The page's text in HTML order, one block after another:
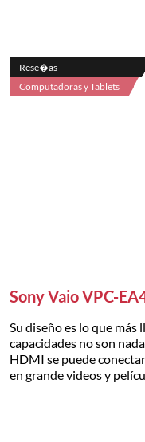
Rese�as
Computadoras y Tablets
Sony Vaio VPC-
Su diseño es lo que más
capacidades no son
HDMI se puede
en grande videos y